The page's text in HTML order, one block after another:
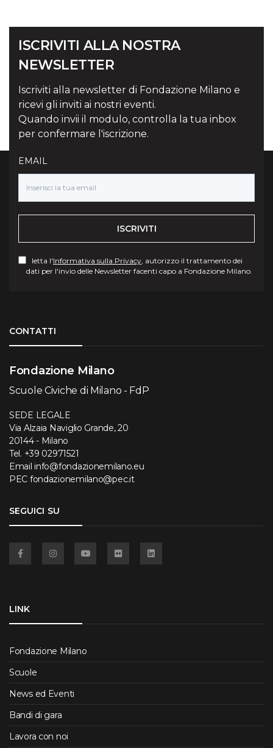
ISCRIVITI ALLA NOSTRA
NEWSLETTER
Iscriviti alla newsletter di Fondazione Milano e
ricevi gli inviti ai nostri eventi.
Quando invii il modulo, controlla la tua inbox
per confermare l'iscrizione.
EMAIL
ISCRIVITI
letta l'Informativa sulla Privacy , autorizzo il trattamento dei
dati per l'invio delle Newsletter facenti capo a Fondazione Milano.
CONTATTI
Fondazione Milano
Scuole Civiche di Milano - FdP
SEDE LEGALE
Via Alzaia Naviglio Grande, 20
20144 - Milano
Tel. +39 02971521
Email info@fondazionemilano.eu
PEC fondazionemilano@pec.it
SEGUICI SU
LINK
Fondazione Milano
Scuole
News ed Eventi
Bandi di gara
Lavora con noi